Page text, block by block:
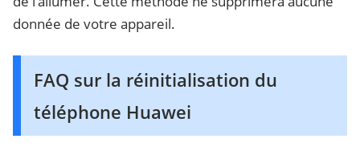
donnée de votre appareil.
FAQ sur la réinitialisation du
téléphone Huawei